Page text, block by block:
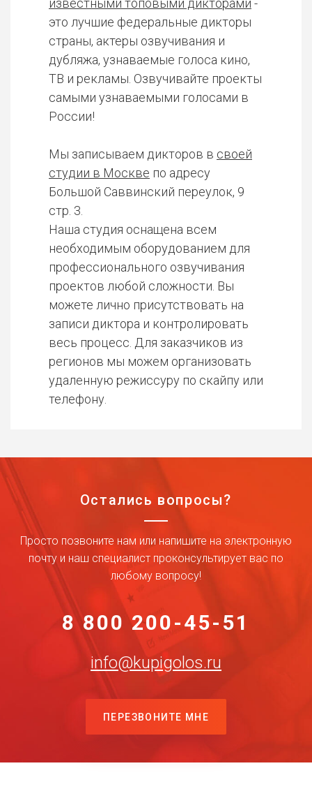
известными топовыми дикторами -
это лучшие федеральные дикторы
страны, актеры озвучивания и
дубляжа, узнаваемые голоса кино,
ТВ и рекламы. Озвучивайте проекты
самыми узнаваемыми голосами в
России!
Мы записываем дикторов в своей
студии в Москве по адресу
Большой Саввинский переулок, 9
стр. 3.
Наша студия оснащена всем
необходимым оборудованием для
профессионального озвучивания
проектов любой сложности. Вы
можете лично присутствовать на
записи диктора и контролировать
весь процесс. Для заказчиков из
регионов мы можем организовать
удаленную режиссуру по скайпу или
телефону.
Остались вопросы?
Просто позвоните нам или напишите на электронную
почту и наш специалист проконсультирует вас по
любому вопросу!
8 800 200-45-51
info@kupigolos.ru
ПЕРЕЗВОНИТЕ МНЕ